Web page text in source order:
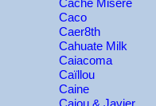
Cache Misère
Caco
Caer8th
Cahuate Milk
Caiacoma
Caïllou
Caine
Cajou & Javier